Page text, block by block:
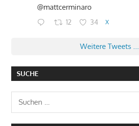
@mattcerminaro
12 34 X
Weitere Tweets ...
SUCHE
Suchen